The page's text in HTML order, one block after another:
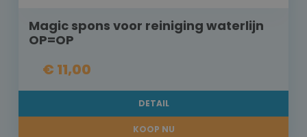
Magic spons voor reiniging waterlijn
OP=OP
€ 11,00
DETAIL
KOOP NU